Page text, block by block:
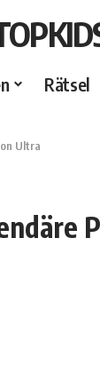
Rätsel
Ultra